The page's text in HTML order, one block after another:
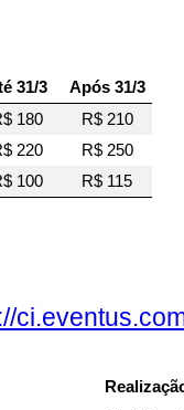
31/3
Após 31/3
180
R$ 210
220
R$ 250
100 R$ 115